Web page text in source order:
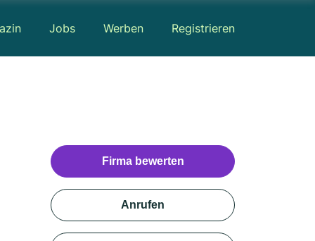
Jobs Werben Registrieren
Firma bewerten
Anrufen